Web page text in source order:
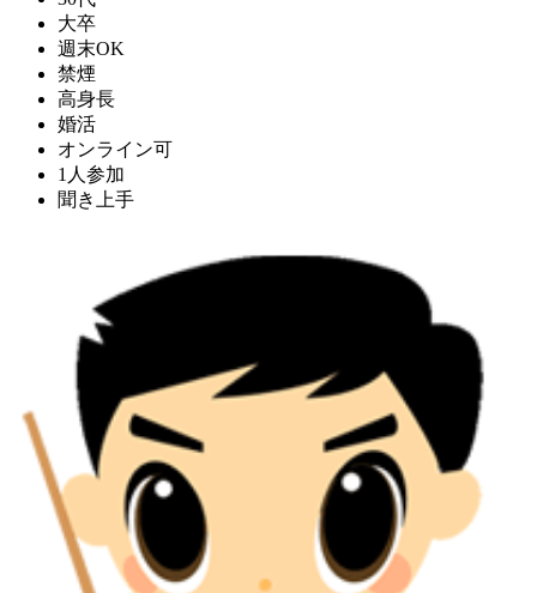
大卒
週末OK
禁煙
高身長
婚活
オンライン可
1人参加
聞き上手